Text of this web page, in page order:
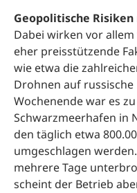
Geopolitische Risiken
Dabei wirken vor
eher preisstützende
wie etwa die
Drohnen auf
Wochenende war es
Schwarzmeerhafen in
den täglich etwa
umgeschlagen
mehrere Tage
scheint der Betrieb